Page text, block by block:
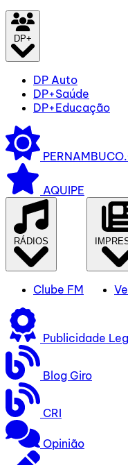
DP+
DP Auto
DP+Saúde
DP+Educação
AQUIPE
RÁDIOS
Clube FM
Publicidade
Blog Giro
CRI
Opinião